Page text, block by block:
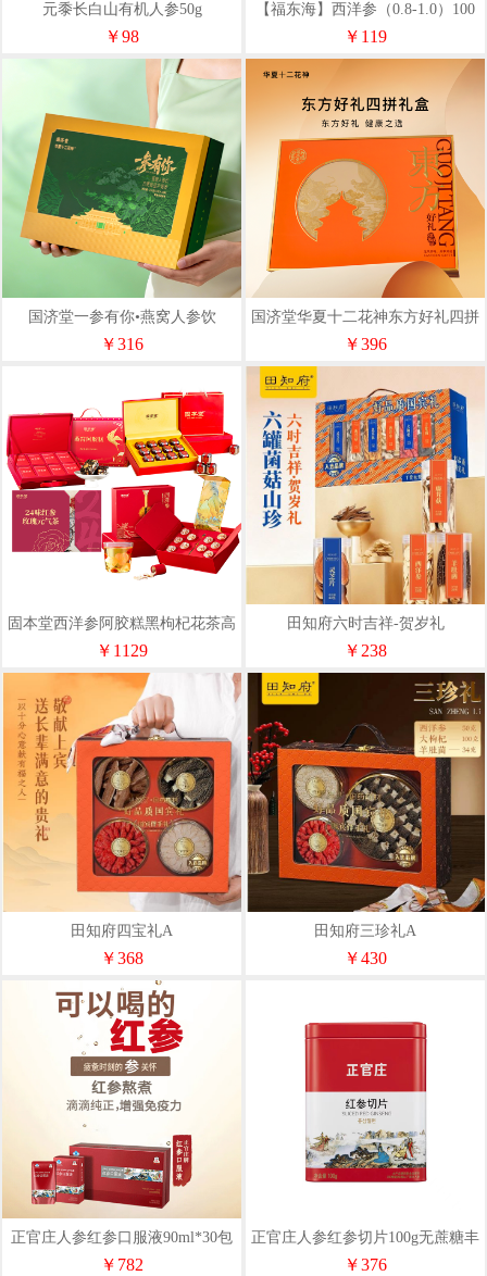
元黍长白山有机人参50g
￥98
【福东海】西洋参（0.8-1.0）100
克（50克x2）
￥119
国济堂一参有你•燕窝人参饮
￥316
国济堂华夏十二花神东方好礼四拼
礼盒
￥396
固本堂西洋参阿胶糕黑枸杞花茶高
端礼盒4件套GBT0T063
￥1129
田知府六时吉祥-贺岁礼
￥238
田知府四宝礼A
￥368
田知府三珍礼A
￥430
正官庄人参红参口服液90ml*30包
健康滋补礼品
￥782
正官庄人参红参切片100g无蔗糖丰
富皂苷健康滋补礼物礼品
￥376